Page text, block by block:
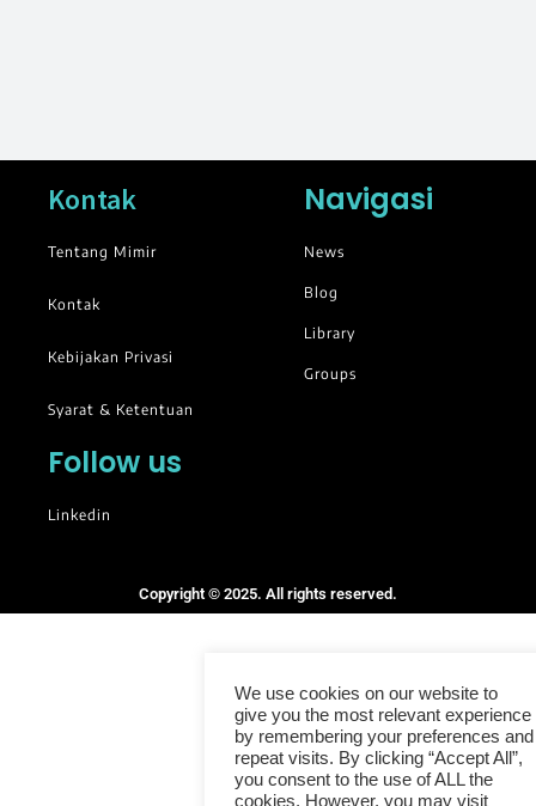
Kontak
Tentang Mimir
Kontak
Kebijakan Privasi
Syarat & Ketentuan
Navigasi
News
Blog
Library
Groups
Follow us
Linkedin
Copyright © 2025. All rights reserved.
We use cookies on our website to
give you the most relevant experience
by remembering your preferences and
repeat visits. By clicking “Accept All”,
you consent to the use of ALL the
cookies. However, you may visit